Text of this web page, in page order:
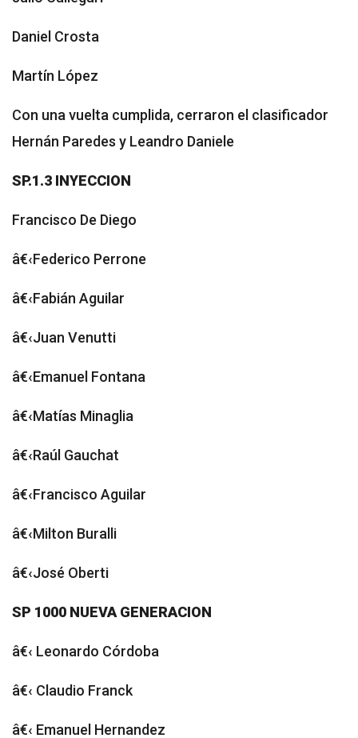
Daniel Crosta
Martín López
Con una vuelta cumplida, cerraron el clasificador
Hernán Paredes y Leandro Daniele
SP.1.3 INYECCION
Francisco De Diego
â€‹Federico Perrone
â€‹Fabián Aguilar
â€‹Juan Venutti
â€‹Emanuel Fontana
â€‹Matías Minaglia
â€‹Raúl Gauchat
â€‹Francisco Aguilar
â€‹Milton Buralli
â€‹José Oberti
SP 1000 NUEVA GENERACION
â€‹ Leonardo Córdoba
â€‹ Claudio Franck
â€‹ Emanuel Hernandez